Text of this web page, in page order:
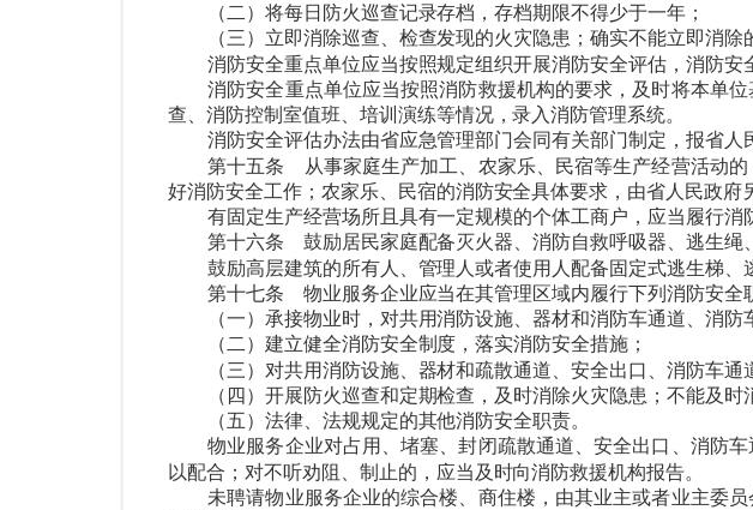
（二）将每日防火巡查记录存档，存档期限不得少于一年；
（三）立即消除巡查、检查发现的火灾隐患；确实不能立即消
消防安全重点单位应当按照规定组织开展消防安全评估，消防安
消防安全重点单位应当按照消防救援机构的要求，及时将本单
查、消防控制室值班、培训演练等情况，录入消防管理系统。
消防安全评估办法由省应急管理部门会同有关部门制定，报省人
第十五条 从事家庭生产加工、农家乐、民宿等生产经营活动
好消防安全工作；农家乐、民宿的消防安全具体要求，由省人民政府
有固定生产经营场所且具有一定规模的个体工商户，应当履行消
第十六条 鼓励居民家庭配备灭火器、消防自救呼吸器、逃生绳
鼓励高层建筑的所有人、管理人或者使用人配备固定式逃生梯、
第十七条 物业服务企业应当在其管理区域内履行下列消防安全
（一）承接物业时，对共用消防设施、器材和消防车通道、消防
（二）建立健全消防安全制度，落实消防安全措施；
（三）对共用消防设施、器材和疏散通道、安全出口、消防车
（四）开展防火巡查和定期检查，及时消除火灾隐患；不能及时
（五）法律、法规规定的其他消防安全职责。
物业服务企业对占用、堵塞、封闭疏散通道、安全出口、消防
以配合；对不听劝阻、制止的，应当及时向消防救援机构报告。
未聘请物业服务企业的综合楼、商住楼，由其业主或者业主委